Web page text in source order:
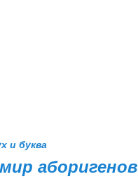
и буква
аборигенов